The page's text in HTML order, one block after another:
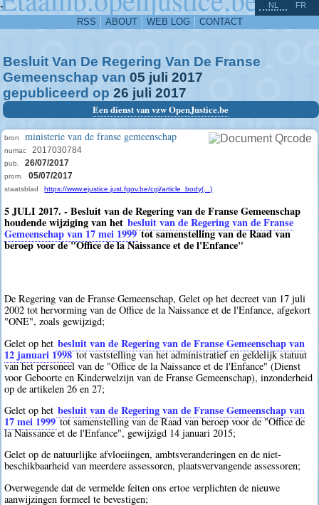
-
RSS ABOUT WEB LOG CONTACT
NL FR
Besluit Van De Regering Van De Franse
Gemeenschap van 05 juli 2017
gepubliceerd op 26 juli 2017
Een dienst van vzw OpenJustice.be
bron ministerie van de franse gemeenschap
numac 2017030784
pub. 26/07/2017
prom. 05/07/2017
staatsblad https://www.ejustice.just.fgov.be/cgi/article_body(...)
5 JULI 2017. - Besluit van de Regering van de Franse Gemeenschap
houdende wijziging van het besluit van de Regering van de Franse
Gemeenschap van 17 mei 1999tot samenstelling van de Raad van
beroep voor de "Office de la Naissance et de l'Enfance"
De Regering van de Franse Gemeenschap, Gelet op het decreet van 17 juli
2002 tot hervorming van de Office de la Naissance et de l'Enfance, afgekort
"ONE", zoals gewijzigd;
Gelet op het besluit van de Regering van de Franse Gemeenschap van
12 januari 1998tot vaststelling van het administratief en geldelijk statuut
van het personeel van de "Office de la Naissance et de l'Enfance" (Dienst
voor Geboorte en Kinderwelzijn van de Franse Gemeenschap), inzonderheid
op de artikelen 26 en 27;
Gelet op het besluit van de Regering van de Franse Gemeenschap van
17 mei 1999tot samenstelling van de Raad van beroep voor de "Office de
la Naissance et de l'Enfance", gewijzigd 14 januari 2015;
Gelet op de natuurlijke afvloeiingen, ambtsveranderingen en de niet-
beschikbaarheid van meerdere assessoren, plaatsvervangende assessoren;
Overwegende dat de vermelde feiten ons ertoe verplichten de nieuwe
aanwijzingen formeel te bevestigen;
^